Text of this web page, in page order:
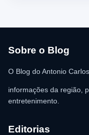
para as providências
Sobre o Blog
O Blog do Antonio
informações da região,
entretenimento.
Editorias